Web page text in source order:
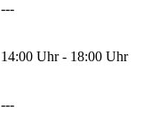
---
14:00 Uhr - 18:00 Uhr
---